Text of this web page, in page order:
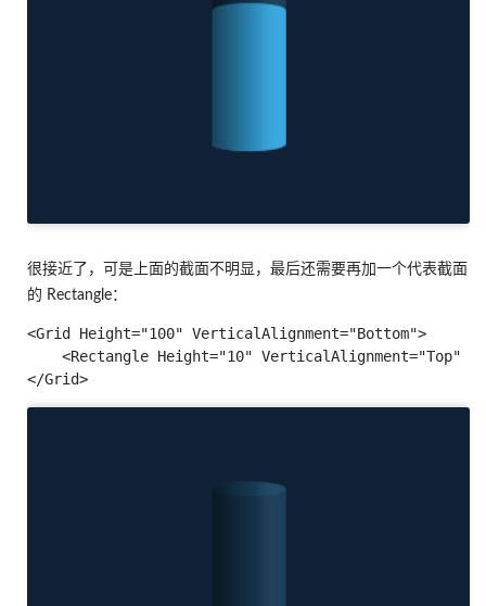
很接近了，可是上面的截面不明显，最后还需要再加一个代表截面
的 Rectangle：
<Grid Height="100" VerticalAlignment="Bottom">
    <Rectangle Height="10" VerticalAlignment="Top" />